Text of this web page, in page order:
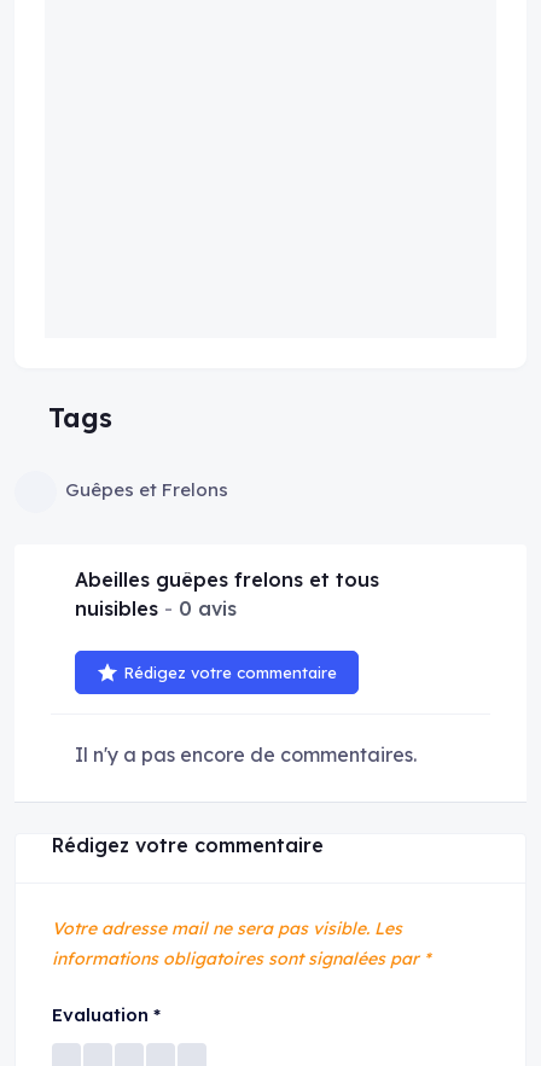
Tags
Guêpes et Frelons
Abeilles guêpes frelons et tous
nuisibles
0 avis
Rédigez votre commentaire
Il n'y a pas encore de commentaires.
Rédigez votre commentaire
Votre adresse mail ne sera pas visible. Les
informations obligatoires sont signalées par *
Evaluation *